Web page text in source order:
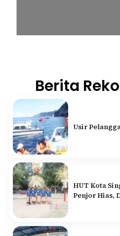
Berita
Usir
HUT Kota
Penjor Hias,